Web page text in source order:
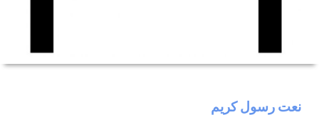
نعت رسول كريم